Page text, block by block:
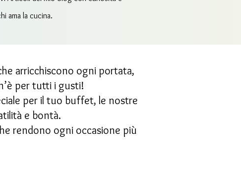
ama la cucina.
arricchiscono ogni portata,
per tutti i gusti!
per il tuo buffet, le nostre
e bontà.
rendono ogni occasione più